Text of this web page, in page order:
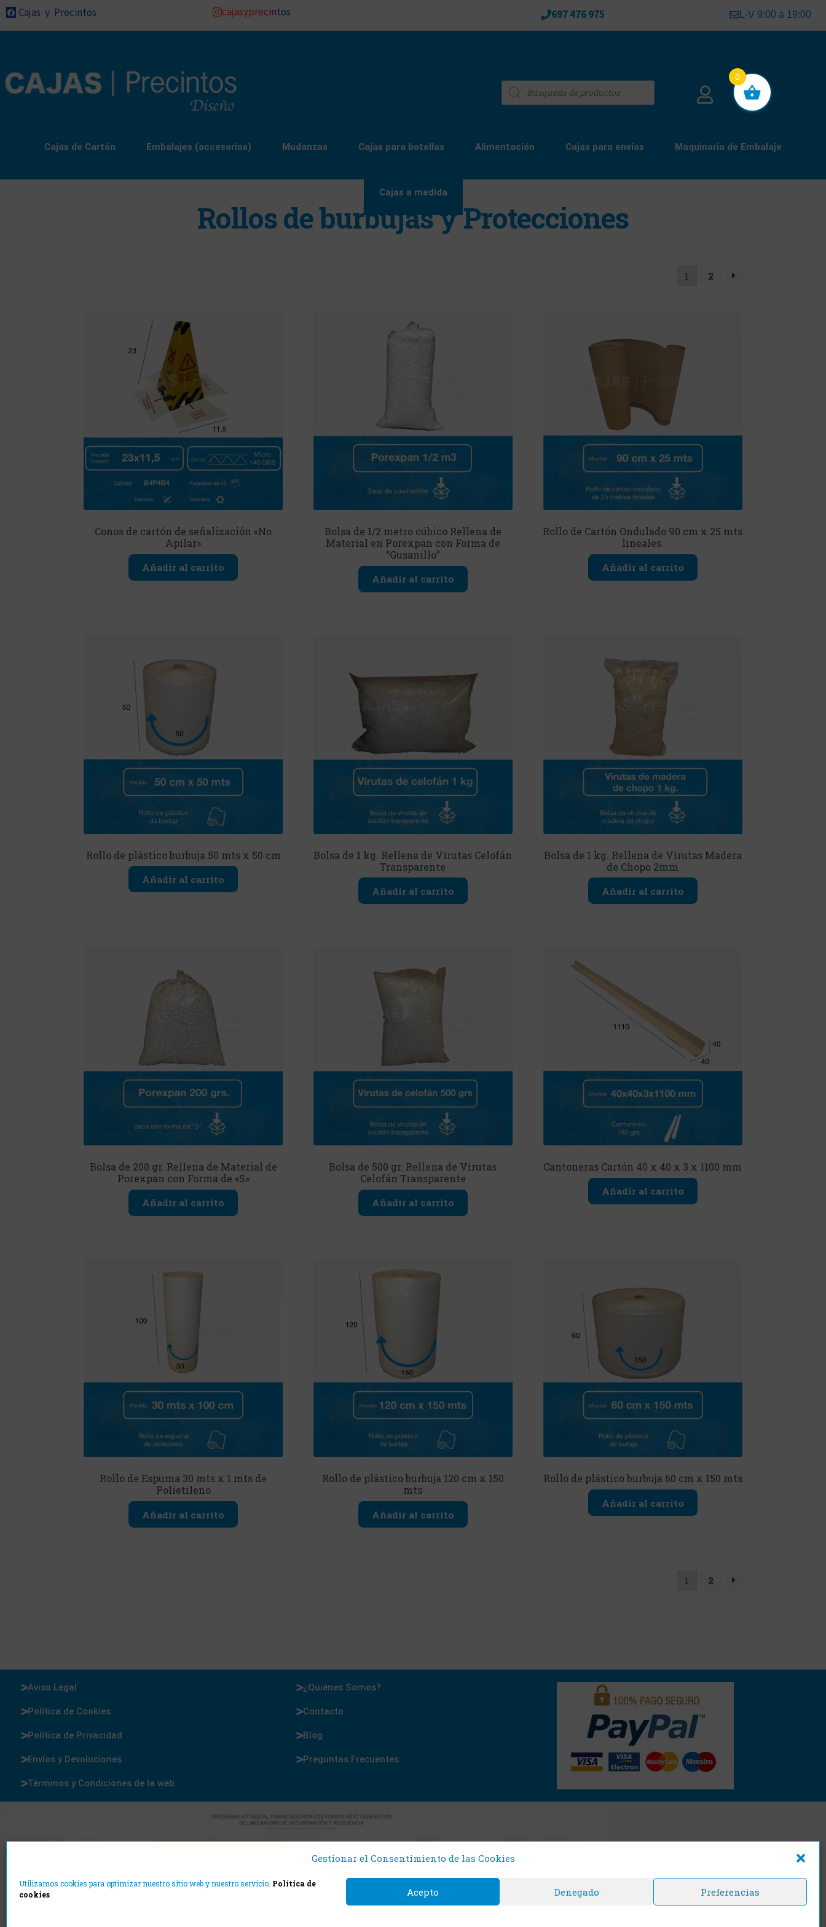
Gestionar el Consentimiento de las Cookies
Utilizamos cookies para optimizar nuestro sitio web y nuestro servicio. Política de
cookies
Acepto Denegado Preferencias
Cajas y Precintos cajasyprecintos 697 476 975 L-V 9:00 a 19:00
Cajas de Cartón Embalajes (accesorios) Mudanzas Cajas para botellas Alimentación Cajas para envíos Maquinaria de Embalaje
Cajas a medida
Rollos de burbujas y Protecciones
1 2
Conos de cartón de señalización «No
Apilar»
Añadir al carrito
Bolsa de 1/2 metro cúbico Rellena de
Material en Porexpan con Forma de
“Gusanillo”
Añadir al carrito
Rollo de Cartón Ondulado 90 cm x 25 mts
lineales.
Añadir al carrito
Rollo de plástico burbuja 50 mts x 50 cm
Añadir al carrito
Bolsa de 1 kg. Rellena de Virutas Celofán
Transparente
Añadir al carrito
Bolsa de 1 kg. Rellena de Virutas Madera
de Chopo 2mm
Añadir al carrito
Bolsa de 200 gr. Rellena de Material de
Porexpan con Forma de «S»
Añadir al carrito
Bolsa de 500 gr. Rellena de Virutas
Celofán Transparente
Añadir al carrito
Cantoneras Cartón 40 x 40 x 3 x 1100 mm
Añadir al carrito
Rollo de Espuma 30 mts x 1 mts de
Polietileno
Añadir al carrito
Rollo de plástico burbuja 120 cm x 150
mts
Añadir al carrito
Rollo de plástico burbuja 60 cm x 150 mts
Añadir al carrito
1 2
Aviso Legal
Política de Cookies
Política de Privacidad
Envíos y Devoluciones
Términos y Condiciones de la web
¿Quiénes Somos?
Contacto
Blog
Preguntas Frecuentes
© Cajas y Precintos 2021. Todos los derechos reservados. cajasyprecintos
0